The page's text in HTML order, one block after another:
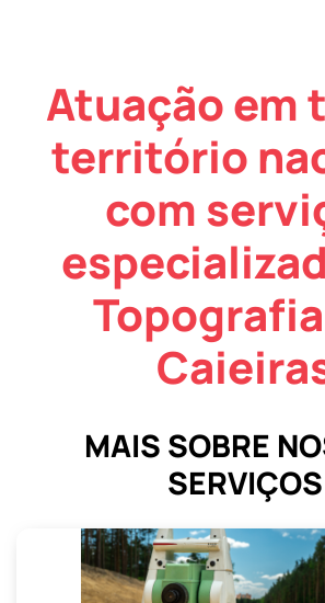
Atuação em
território
com
MAIS SOBRE
SERVIÇOS